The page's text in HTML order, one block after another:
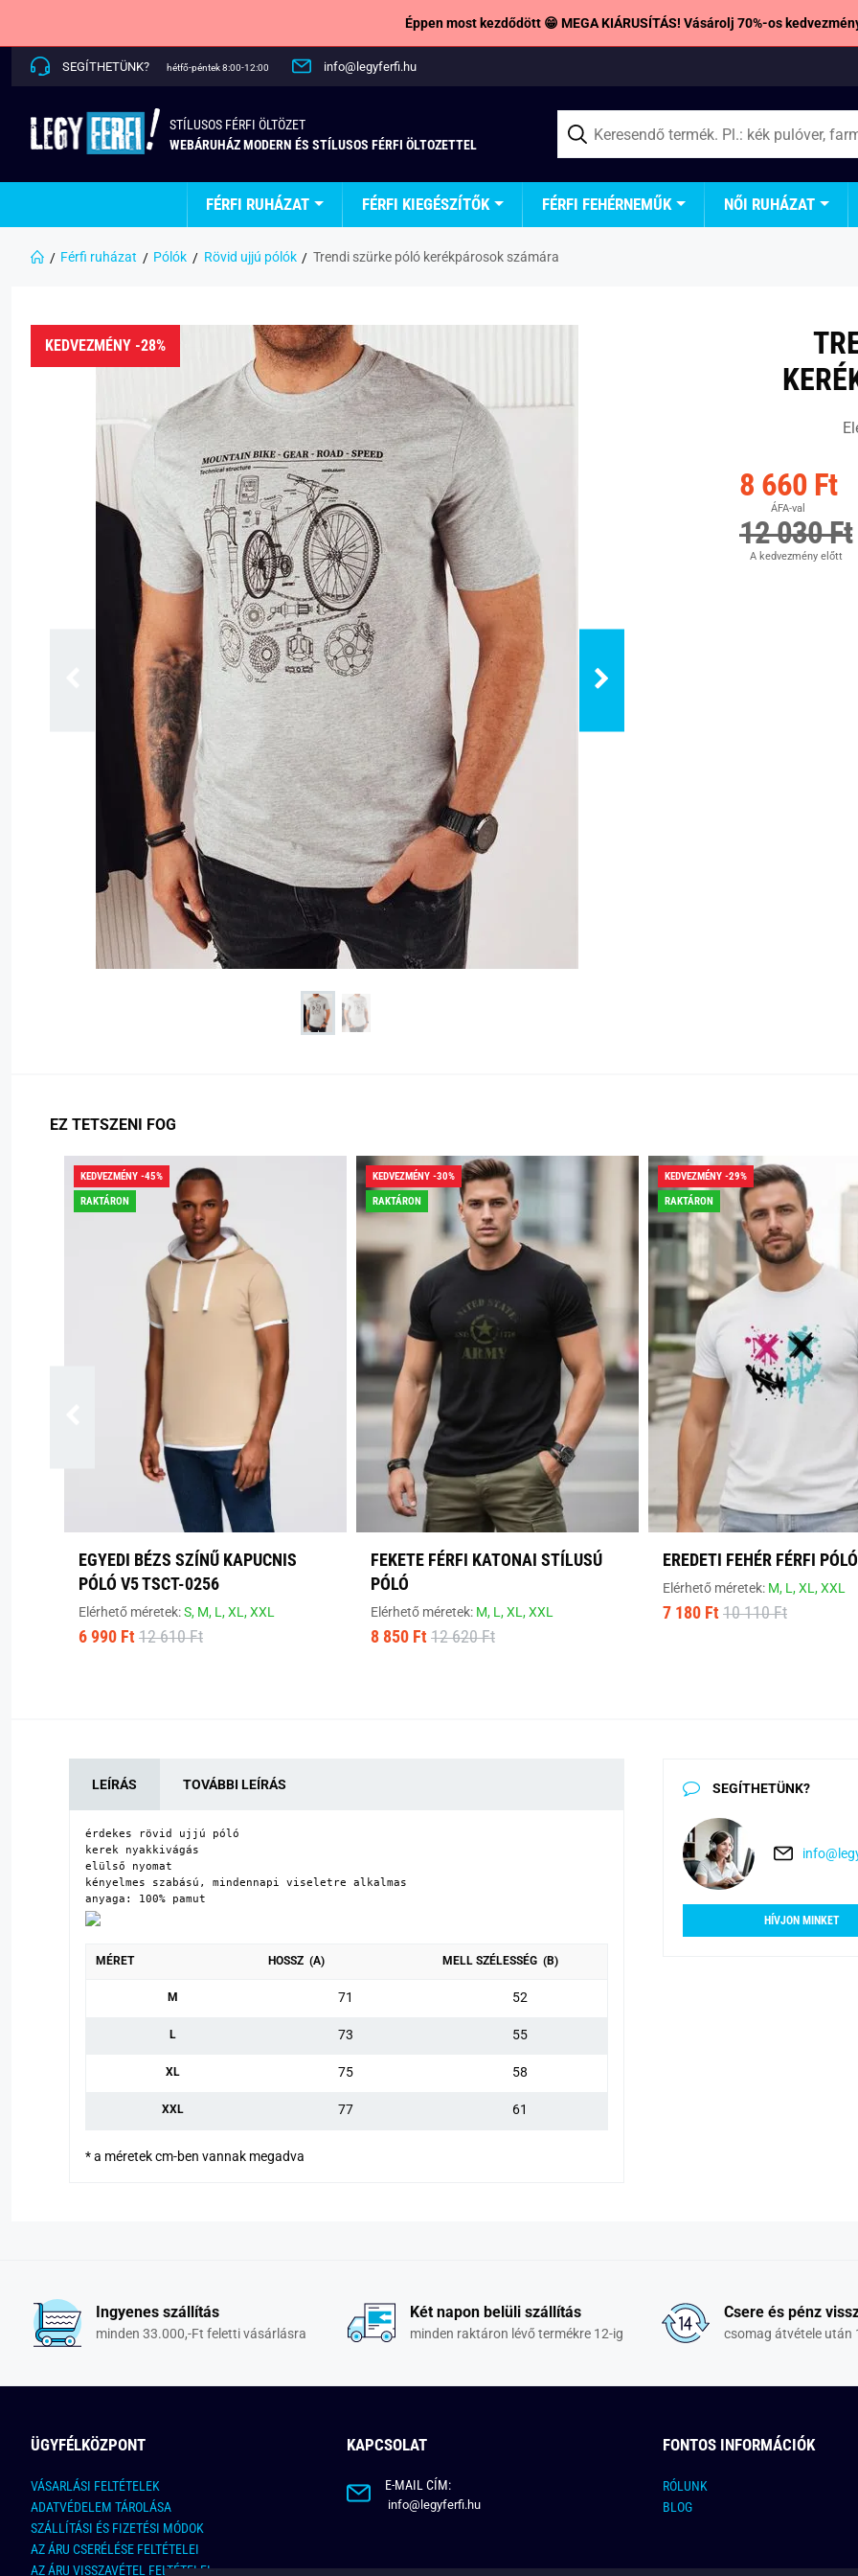
Éppen most kezdődött 😁 MEGA KIÁRUSÍTÁS! Vásárolj 70%-os
SEGÍTHETÜNK? hétfő-péntek 8:00-12:00 info@legyferfi.hu
STÍLUSOS FÉRFI ÖLTÖZET
WEBÁRUHÁZ MODERN ÉS STÍLUSOS FÉRFI ÖLTOZETTEL
FÉRFI RUHÁZAT FÉRFI KIEGÉSZÍTŐK FÉRFI FEHÉRNEMŰK NŐI RUHÁZAT
Férfi ruházat Pólók Rövid ujjú pólók Trendi szürke póló kerékpárosok számára
KEDVEZMÉNY -28%
8 660 Ft
ÁFA-val
12 030 Ft
A kedvezmény előtt
EZ TETSZENI FOG
KEDVEZMÉNY -45%
RAKTÁRON
EGYEDI BÉZS SZÍNŰ KAPUCNIS
PÓLÓ V5 TSCT-0256
Elérhető méretek:S, M, L,XL,XXL
6 990 Ft 12 610 Ft
KEDVEZMÉNY -30%
RAKTÁRON
FEKETE FÉRFI KATONAI STÍLUSÚ
PÓLÓ
Elérhető méretek: M, L,XL,XXL
8 850 Ft 12 620 Ft
KEDVEZMÉNY -29%
RAKTÁRON
EREDETI FEHÉR FÉRFI PÓLÓ
Elérhető méretek: M, L,XL,XXL
7 180 Ft 10 110 Ft
LEÍRÁS TOVÁBBI LEÍRÁS
érdekes rövid ujjú póló
kerek nyakkivágás
elülső nyomat
kényelmes szabású, mindennapi viseletre alkalmas
anyaga: 100% pamut
MÉRET HOSSZ (A) MELL SZÉLESSÉG (B)
M 71 52
L 73 55
XL 75 58
XXL 77 61
* a méretek cm-ben vannak megadva
SEGÍTHETÜNK?
HÍVJON MINKET
Ingyenes szállítás
minden 33.000,-Ft feletti vásárlásra
Két napon belüli szállítás
minden raktáron lévő termékre 12-ig
Csere és pénz
csomag átvétele után
ÜGYFÉLKÖZPONT
VÁSARLÁSI FELTÉTELEK
ADATVÉDELEM TÁROLÁSA
SZÁLLÍTÁSI ÉS FIZETÉSI MÓDOK
AZ ÁRU CSERÉLÉSE FELTÉTELEI
AZ ÁRU VISSZAVÉTEL FELTÉTELEI
KAPCSOLAT
E-MAIL CÍM:
info@legyferfi.hu
FONTOS INFORMÁCIÓK
RÓLUNK
BLOG